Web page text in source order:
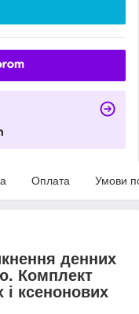
Оплата Умови
денних
Комплект
і ксенонових